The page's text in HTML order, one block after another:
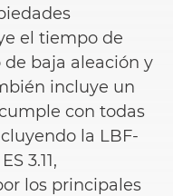
el tiempo de
baja aleación y
incluye un
con todas
la LBF-
3.11,
los principales